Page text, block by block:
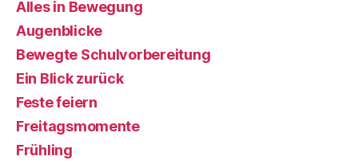
Alles in Bewegung
Augenblicke
Bewegte Schulvorbereitung
Ein Blick zurück
Feste feiern
Freitagsmomente
Frühling